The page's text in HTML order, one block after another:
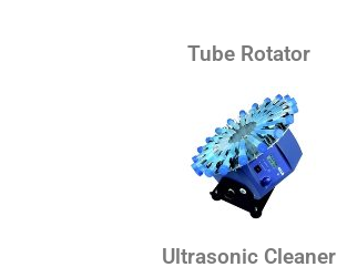
Tube Rotator
Ultrasonic Cleaner